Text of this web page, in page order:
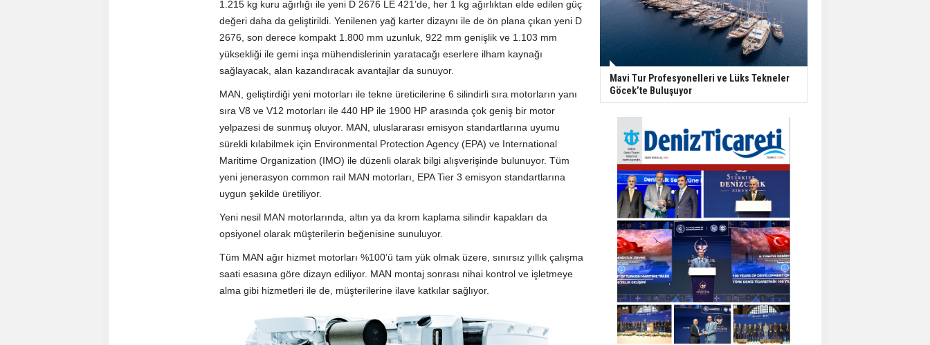
1.215 kg kuru ağırlığı ile yeni D 2676 LE 421’de, her 1 kg ağırlıktan elde edilen güç
değeri daha da geliştirildi. Yenilenen yağ karter dizaynı ile de ön plana çıkan yeni D
2676, son derece kompakt 1.800 mm uzunluk, 922 mm genişlik ve 1.103 mm
yüksekliği ile gemi inşa mühendislerinin yaratacağı eserlere ilham kaynağı
sağlayacak, alan kazandıracak avantajlar da sunuyor.
MAN, geliştirdiği yeni motorları ile tekne üreticilerine 6 silindirli sıra motorların yanı
sıra V8 ve V12 motorları ile 440 HP ile 1900 HP arasında çok geniş bir motor
yelpazesi de sunmuş oluyor. MAN, uluslararası emisyon standartlarına uyumu
sürekli kılabilmek için Environmental Protection Agency (EPA) ve International
Maritime Organization (IMO) ile düzenli olarak bilgi alışverişinde bulunuyor. Tüm
yeni jenerasyon common rail MAN motorları, EPA Tier 3 emisyon standartlarına
uygun şekilde üretiliyor.
Yeni nesil MAN motorlarında, altın ya da krom kaplama silindir kapakları da
opsiyonel olarak müşterilerin beğenisine sunuluyor.
Tüm MAN ağır hizmet motorları %100’ü tam yük olmak üzere, sınırsız yıllık çalışma
saati esasına göre dizayn ediliyor. MAN montaj sonrası nihai kontrol ve işletmeye
alma gibi hizmetleri ile de, müşterilerine ilave katkılar sağlıyor.
Mavi Tur Profesyonelleri ve Lüks Tekneler
Göcek’te Buluşuyor